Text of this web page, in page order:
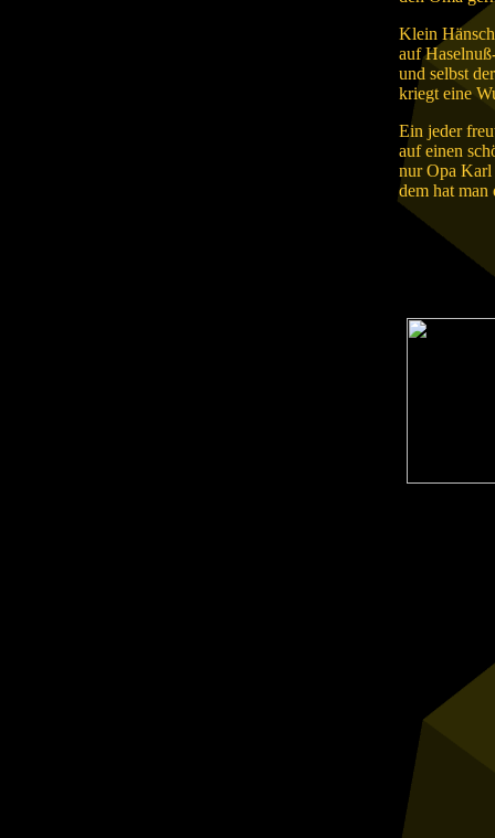
Klein
auf
und selbst
kriegt eine
Ein jeder
auf einen
nur Opa Karl
dem hat man